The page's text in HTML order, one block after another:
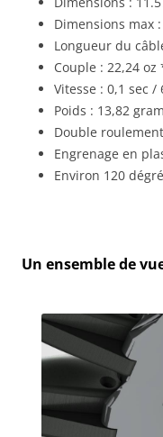
Dimensions max
Longueur du
Couple : 22,24
Vitesse : 0,1 sec /
Poids : 13,82
Double
Engrenage en
Environ 120
Un ensemble de